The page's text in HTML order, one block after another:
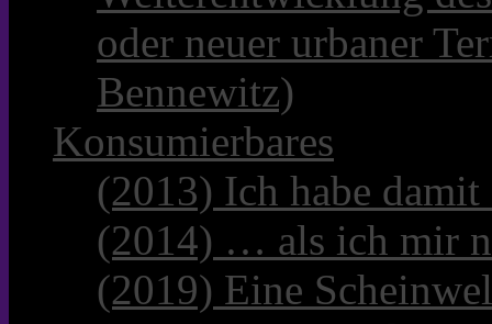
oder neuer urbaner
Bennewitz)
Konsumierbares
(2013) Ich habe
(2014) … als ich mir
(2019) Eine